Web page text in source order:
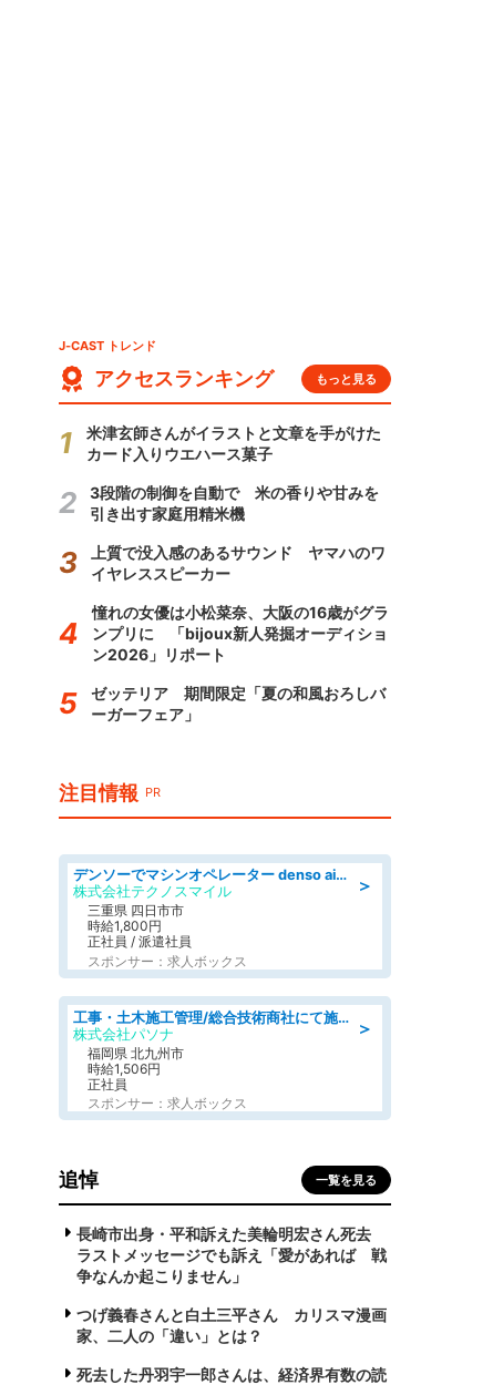
J-CAST トレンド
アクセスランキング もっと見る
米津玄師さんがイラストと文章を手がけた
カード入りウエハース菓子
3段階の制御を自動で 米の香りや甘みを
引き出す家庭用精米機
上質で没入感のあるサウンド ヤマハのワ
イヤレススピーカー
憧れの女優は小松菜奈、大阪の16歳がグラ
ンプリに 「bijoux新人発掘オーディショ
ン2026」リポート
ゼッテリア 期間限定「夏の和風おろしバ
ーガーフェア」
注目情報 PR
＞
デンソーでマシンオペレーター denso aichi
株式会社テクノスマイル
三重県 四日市市
時給1,800円
正社員 / 派遣社員
スポンサー：求人ボックス
＞
工事・土木施工管理/総合技術商社にて施工管理のお仕事/即日勤務可/車通勤可/工事・土木施工管理/生産・品質管理
株式会社パソナ
福岡県 北九州市
時給1,506円
正社員
スポンサー：求人ボックス
追悼 一覧を見る
長崎市出身・平和訴えた美輪明宏さん死去
ラストメッセージでも訴え「愛があれば 戦
争なんか起こりません」
つげ義春さんと白土三平さん カリスマ漫画
家、二人の「違い」とは？
死去した丹羽宇一郎さんは、経済界有数の読